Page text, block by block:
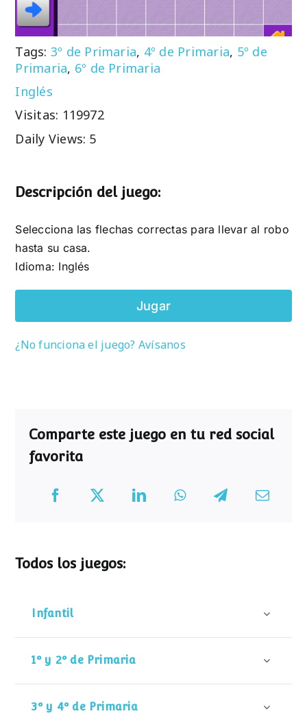
Tags: 3º de Primaria, 4º de Primaria, 5º de
Primaria, 6º de Primaria
Inglés
Visitas: 119972
Daily Views: 5
Descripción del juego:
Selecciona las flechas correctas para llevar al robo
hasta su casa.
Idioma: Inglés
Jugar
¿No funciona el juego? Avísanos
Comparte este juego en tu red social
favorita
Todos los juegos:
Infantil
1º y 2º de Primaria
3º y 4º de Primaria